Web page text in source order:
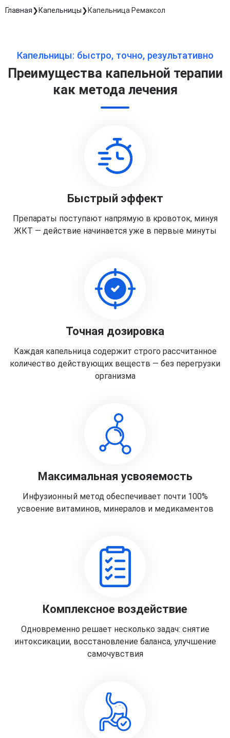
Главная Капельницы Капельница Ремаксол
Капельницы: быстро, точно, результативно
Преимущества капельной терапии
как метода лечения
Быстрый эффект
Препараты поступают напрямую в кровоток, минуя
ЖКТ — действие начинается уже в первые минуты
Точная дозировка
Каждая капельница содержит строго рассчитанное
количество действующих веществ — без перегрузки
организма
Максимальная усвояемость
Инфузионный метод обеспечивает почти 100%
усвоение витаминов, минералов и медикаментов
Комплексное воздействие
Одновременно решает несколько задач: снятие
интоксикации, восстановление баланса, улучшение
самочувствия